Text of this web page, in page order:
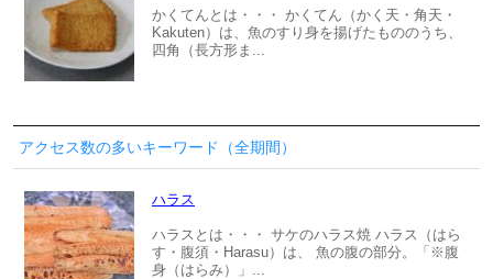
かくてんとは・・・ かくてん（かく天・角天・
Kakuten）は、魚のすり身を揚げたもののうち、
四角（長方形ま...
アクセス数の多いキーワード（全期間）
ハラス
ハラスとは・・・ サケのハラス焼 ハラス（はら
す・腹須・Harasu）は、 魚の腹の部分。「※腹
身（はらみ）」...